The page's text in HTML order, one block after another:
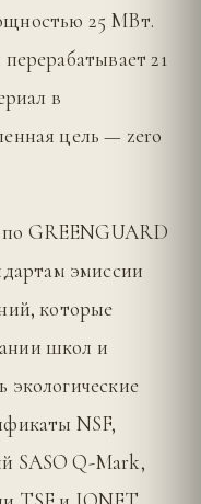
25 МВт.
21
в
цель — zero
GREENGUARD
эмиссии
которые
школ и
NSF,
SASO Q-Mark,